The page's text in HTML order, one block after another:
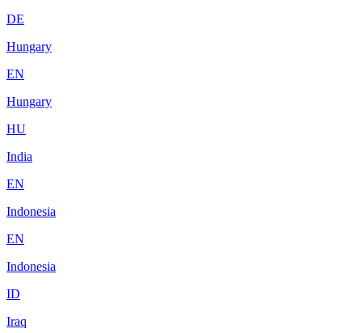
DE
Hungary
EN
Hungary
HU
India
EN
Indonesia
EN
Indonesia
ID
Iraq